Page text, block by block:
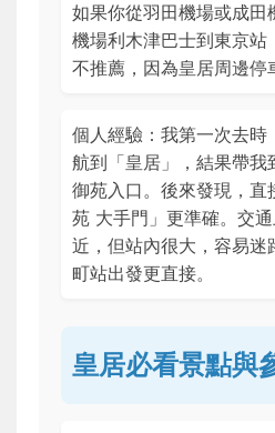
如果你從羽田機場或成田
機場利木津巴士到東京站
不推薦，因為皇居周邊停
個人經驗：我第一次去
航到「皇居」，結果帶我
御苑入口。後來發現，直
苑 大手門」更準確。交
近，但站內很大，容易迷
町站出發更直接。
皇居必看景點與